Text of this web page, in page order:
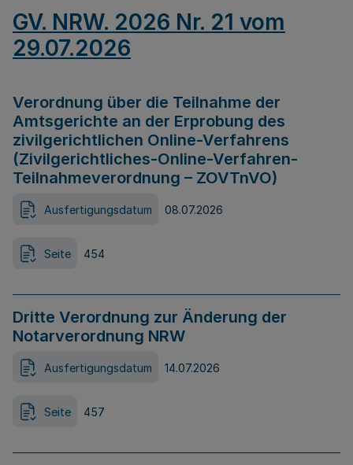
GV. NRW. 2026 Nr. 21 vom
29.07.2026
Verordnung über die Teilnahme der
Amtsgerichte an der Erprobung des
zivilgerichtlichen Online-Verfahrens
(Zivilgerichtliches-Online-Verfahren-
Teilnahmeverordnung – ZOVTnVO)
Ausfertigungsdatum 08.07.2026
Seite 454
Dritte Verordnung zur Änderung der
Notarverordnung NRW
Ausfertigungsdatum 14.07.2026
Seite 457